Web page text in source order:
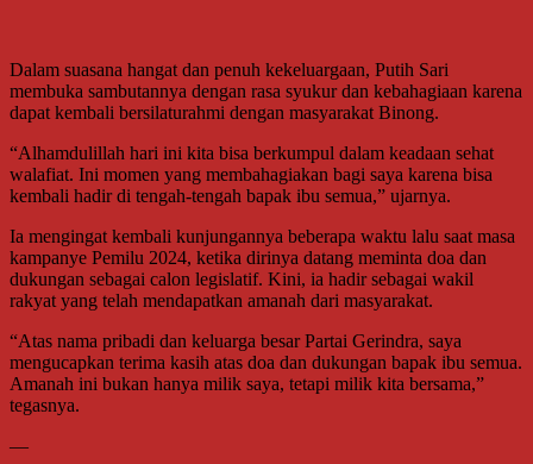
Dalam suasana hangat dan penuh kekeluargaan, Putih Sari
membuka sambutannya dengan rasa syukur dan kebahagiaan karena
dapat kembali bersilaturahmi dengan masyarakat Binong.
“Alhamdulillah hari ini kita bisa berkumpul dalam keadaan sehat
walafiat. Ini momen yang membahagiakan bagi saya karena bisa
kembali hadir di tengah-tengah bapak ibu semua,” ujarnya.
Ia mengingat kembali kunjungannya beberapa waktu lalu saat masa
kampanye Pemilu 2024, ketika dirinya datang meminta doa dan
dukungan sebagai calon legislatif. Kini, ia hadir sebagai wakil
rakyat yang telah mendapatkan amanah dari masyarakat.
“Atas nama pribadi dan keluarga besar Partai Gerindra, saya
mengucapkan terima kasih atas doa dan dukungan bapak ibu semua.
Amanah ini bukan hanya milik saya, tetapi milik kita bersama,”
tegasnya.
—